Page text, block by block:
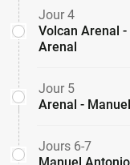
Jour 4
Volcan Arenal -
Arenal
Jour 5
Arenal -
Jours 6-7